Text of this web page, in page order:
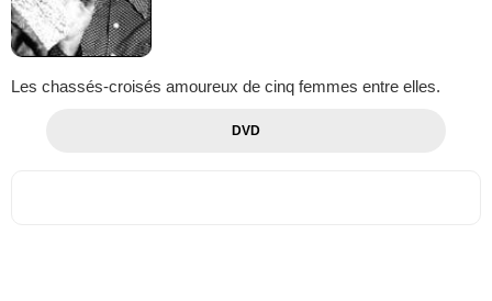
Les chassés-croisés amoureux de cinq femmes entre elles.
DVD